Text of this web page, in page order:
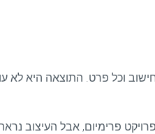
וכל פרט. התוצאה היא לא
פרימיום, אבל העיצוב